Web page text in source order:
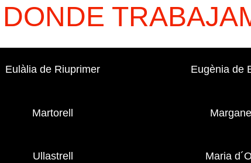
Eulàlia de Riuprimer Eugènia de
Martorell
Ullastrell Maria